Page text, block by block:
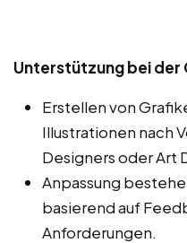
Unterstützung bei der
Erstellen von
Illustrationen nach
Designers oder Art
Anpassung
basierend auf
Anforderungen.